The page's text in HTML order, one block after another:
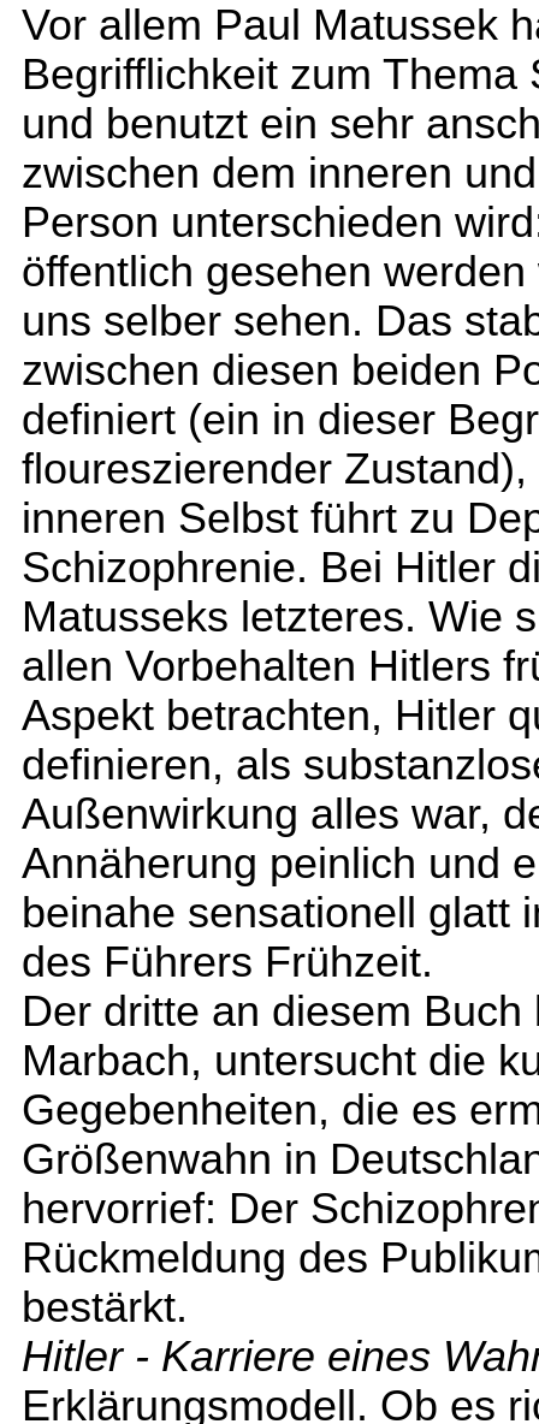
Vor allem Paul Matussek
Begrifflichkeit zum
und benutzt ein sehr
zwischen dem inneren
Person unterschieden
öffentlich gesehen
uns selber sehen. Das
zwischen diesen beiden
definiert (ein in dieser
floureszierender
inneren Selbst führt zu
Schizophrenie. Bei Hitler
Matusseks letzteres. Wie
allen Vorbehalten Hitlers
Aspekt betrachten, Hitler
definieren, als
Außenwirkung alles war,
Annäherung peinlich und
beinahe sensationell glatt
des Führers Frühzeit.
Der dritte an diesem
Marbach, untersucht die
Gegebenheiten, die es
Größenwahn in
hervorrief: Der
Rückmeldung des
bestärkt.
Hitler - Karriere eines
Erklärungsmodell. Ob es